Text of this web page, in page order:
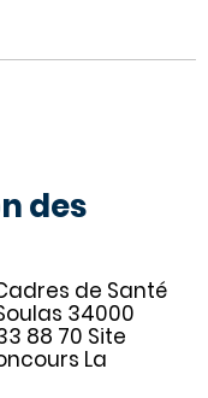
des
de Santé
34000
88 70 Site
La